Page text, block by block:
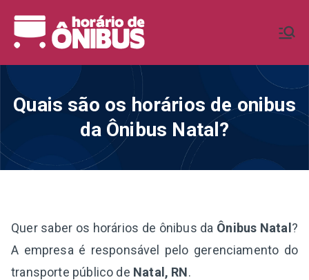
para
Ônibus BR
Horários de Ônibus de todo o
Quais são os horários de onibus
da Ônibus Natal?
Quer saber os horários de ônibus da Ônibus Natal?
A empresa é responsável pelo gerenciamento do
transporte público de Natal, RN.